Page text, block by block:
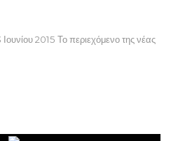
2015 Το περιεχόμενο της νέας